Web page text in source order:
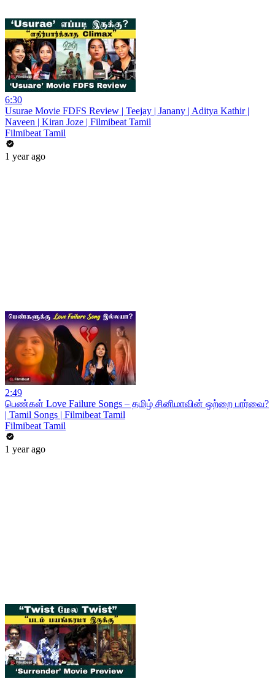
6:30
Usurae Movie FDFS Review | Teejay | Janany | Aditya Kathir |
Naveen | Kiran Joze | Filmibeat Tamil
Filmibeat Tamil
1 year ago
2:49
பெண்கள் Love Failure Songs – தமிழ் சினிமாவின் ஒற்றை பார்வை?
| Tamil Songs | Filmibeat Tamil
Filmibeat Tamil
1 year ago